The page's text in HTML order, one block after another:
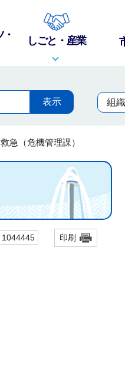
しごと・産業
組
救急（危機管理課）
1044445 印刷